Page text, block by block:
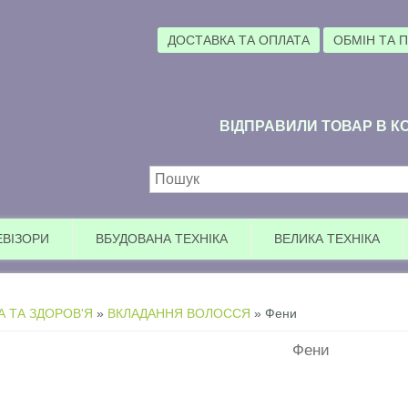
ДОСТАВКА ТА ОПЛАТА ОБМІН ТА
ВІДПРАВИЛИ ТОВАР В
Пошукова форма
ВБУДОВАНА ТЕХНІКА ВЕЛИКА ТЕХНІКА
ТА ЗДОРОВ'Я » ВКЛАДАННЯ ВОЛОССЯ » Фени
Фени